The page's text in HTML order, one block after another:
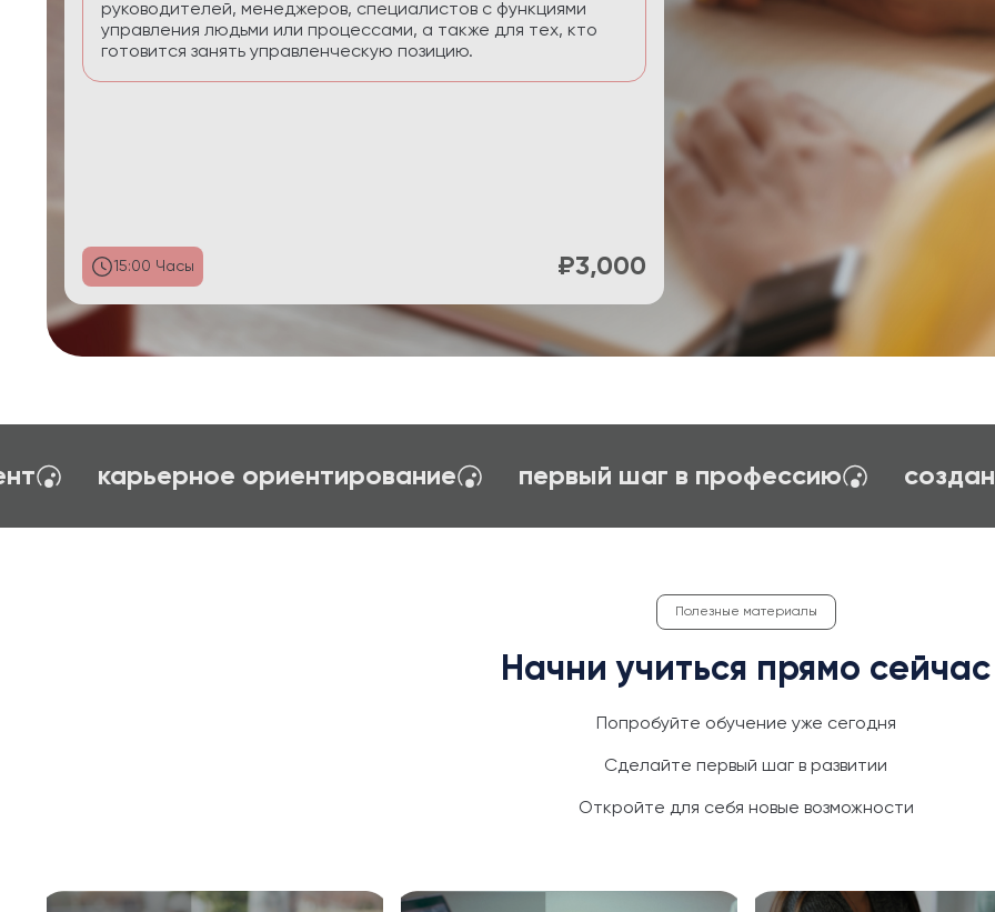
29:58 Часы ₽900
тайм-менеджент карьерное ориентирование
Полезные материалы
Начни учиться прямо сейчас
Попробуйте обучение уже сегодня
Сделайте первый шаг в развитии
Откройте для себя новые возможности